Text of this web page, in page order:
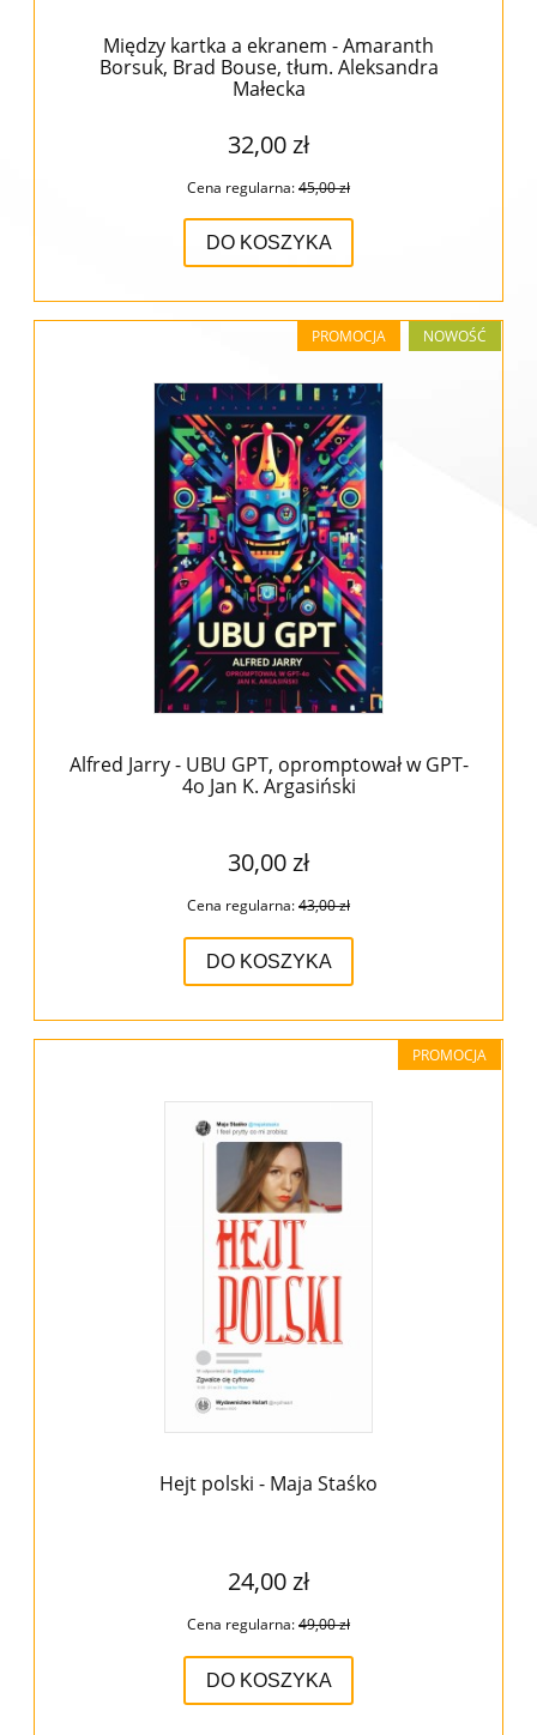
Między kartka a ekranem - Amaranth
Borsuk, Brad Bouse, tłum. Aleksandra
Małecka
32,00 zł
Cena regularna:45,00 zł
DO KOSZYKA
Alfred Jarry - UBU GPT, opromptował w GPT-
4o Jan K. Argasiński
30,00 zł
Cena regularna:43,00 zł
DO KOSZYKA
PROMOCJA NOWOŚĆ
Hejt polski - Maja Staśko
24,00 zł
Cena regularna:49,00 zł
DO KOSZYKA
PROMOCJA